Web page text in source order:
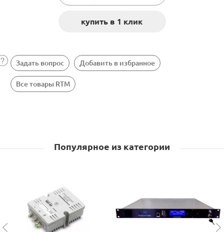
Задать вопрос Добавить в избранное
Все товары RTM
Популярное из категории